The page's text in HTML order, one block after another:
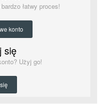
łatwy proces!
konto
się
Użyj go!